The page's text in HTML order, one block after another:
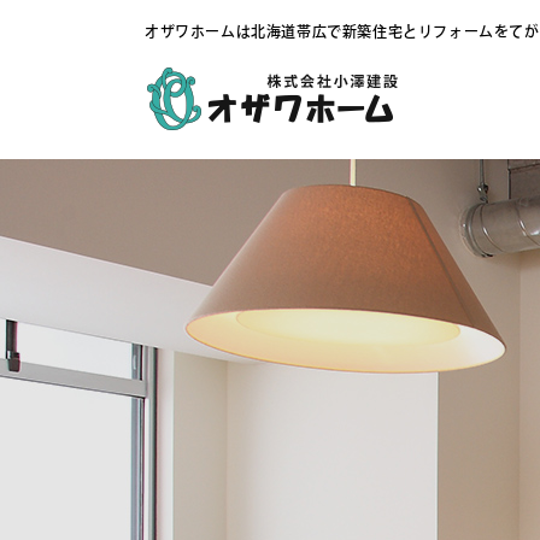
オザワホームは北海道帯広で新築住宅とリフォームをて